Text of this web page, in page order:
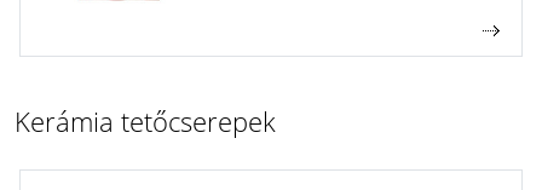
Kerámia tetőcserepek